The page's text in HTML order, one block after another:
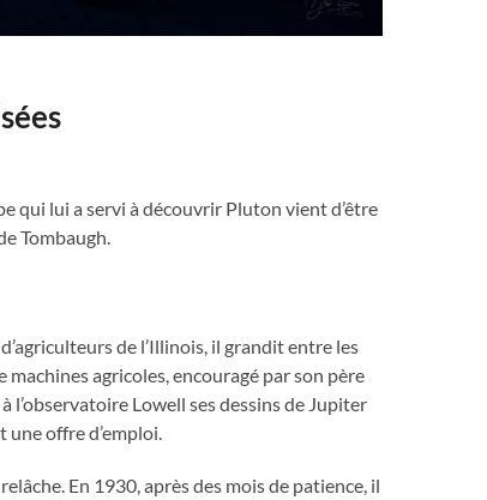
qui lui a servi à découvrir Pluton vient d’être
Tombaugh.
de l’Illinois, il grandit entre les
agricoles, encouragé par son père
l’observatoire Lowell ses dessins de Jupiter
une offre d’emploi.
En 1930, après des mois de patience, il